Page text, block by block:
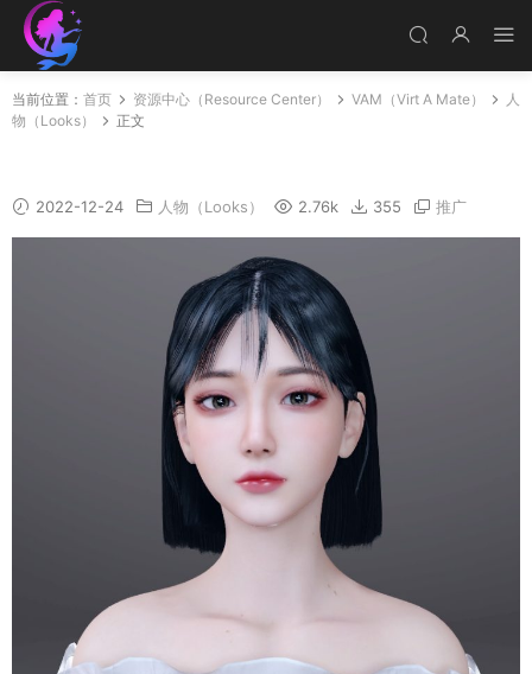
当前位置： 首页 资源中心（Resource Center） VAM（Virt A Mate）
人
物（Looks）
正文
2022-12-24 人物（Looks） 2.76k 355 推广